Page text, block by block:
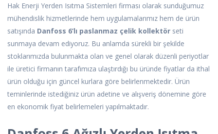
Hak Enerji Yerden Isıtma Sistemleri firması olarak sunduğumuz
mühendislik hizmetlerinde hem uygulamalarımız hem de ürün
satışında Danfoss 6’lı paslanmaz çelik kollektör seti
sunmaya devam ediyoruz. Bu anlamda sürekli bir şekilde
stoklarımızda bulunmakta olan ve genel olarak düzenli periyotlar
ile üretici firmanın tarafımıza ulaştırdığı bu üründe fiyatlar da ithal
ürün olduğu için güncel kurlara göre belirlenmektedir. Ürün
teminlerinde istediğiniz ürün adetine ve alışveriş dönemine göre
en ekonomik fiyat belirlemeleri yapılmaktadır.